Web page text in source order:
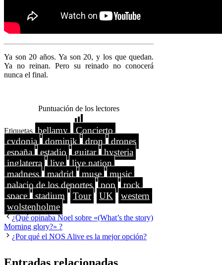
Ya son 20 años. Ya son 20, y los que quedan.
Ya no reinan. Pero su reinado no conocerá
nunca el final.
Puntuación de los lectores
Etiquetas bellamy
Concierto
cydonia
dominik dron
drones
españa
estadio guitar
hysteria
inglaterra
live
live nation
madness
madrid muse
music
palacio de los deportes
pop
rock
space
stadium Tour UK
western
wolstenholme
¿Qué opinaba Noel sobre «(What’s the story)
Morning glory?» ?
¿Por qué el NOS Alive es la mejor opción?